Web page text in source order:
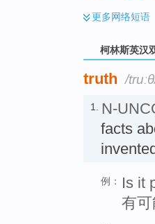
更多网络短语
柯林斯英汉
truth /
1. N-
facts
例：
Is it
有